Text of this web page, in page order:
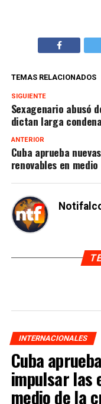
TEMAS RELACIONADOS
SIGUIENTE
Sexagenario abusó
dictan larga
ANTERIOR
Cuba aprueba
renovables en
INTERNACIONALES
Cuba
impulsar las
medio de la